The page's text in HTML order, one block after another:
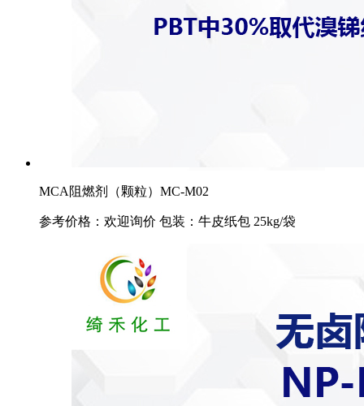
MCA阻燃剂（颗粒）MC-M02
参考价格：欢迎询价 包装：牛皮纸包 25kg/袋